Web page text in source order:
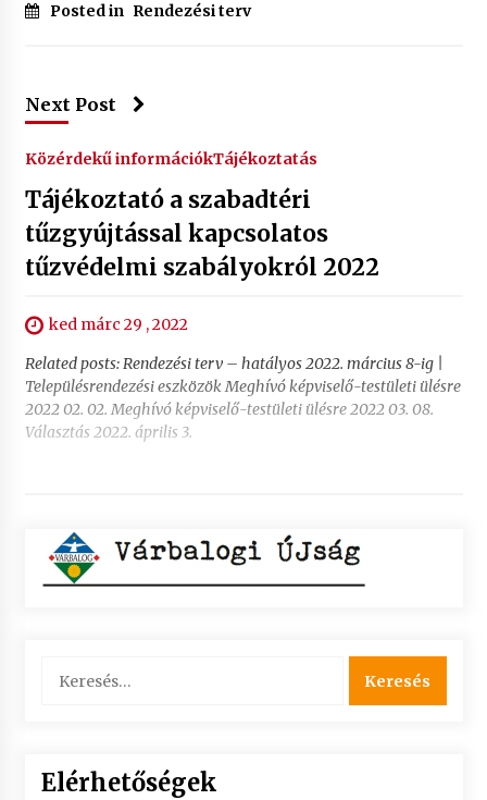
Posted in Rendezési terv
Next Post
Közérdekű információkTájékoztatás
Tájékoztató a szabadtéri
tűzgyújtással kapcsolatos
tűzvédelmi szabályokról 2022
ked márc 29 , 2022
Related posts: Rendezési terv – hatályos 2022. március 8-ig |
Településrendezési eszközök Meghívó képviselő-testületi ülésre
2022 02. 02. Meghívó képviselő-testületi ülésre 2022 03. 08.
Választás 2022. április 3.
Elérhetőségek